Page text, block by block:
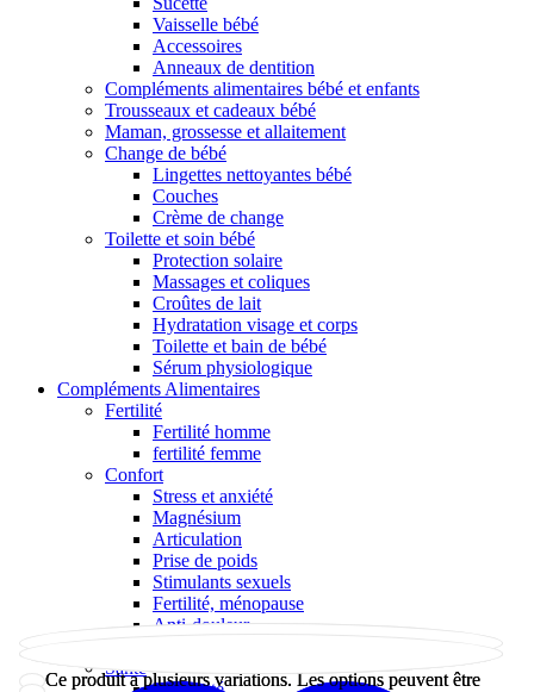
Ce produit a plusieurs variations. Les options peuvent être
Ce produit a plusieurs variations. Les options peuvent être
Vaisselle bébé
Accessoires
Anneaux de dentition
Compléments alimentaires bébé et enfants
Trousseaux et cadeaux bébé
Maman, grossesse et allaitement
Change de bébé
Lingettes nettoyantes bébé
Couches
Crème de change
Toilette et soin bébé
Protection solaire
Massages et coliques
Croûtes de lait
Hydratation visage et corps
Toilette et bain de bébé
Sérum physiologique
Compléments Alimentaires
Fertilité
Fertilité homme
fertilité femme
Confort
Stress et anxiété
Magnésium
Articulation
Prise de poids
Stimulants sexuels
Fertilité, ménopause
Anti-douleur
Santé